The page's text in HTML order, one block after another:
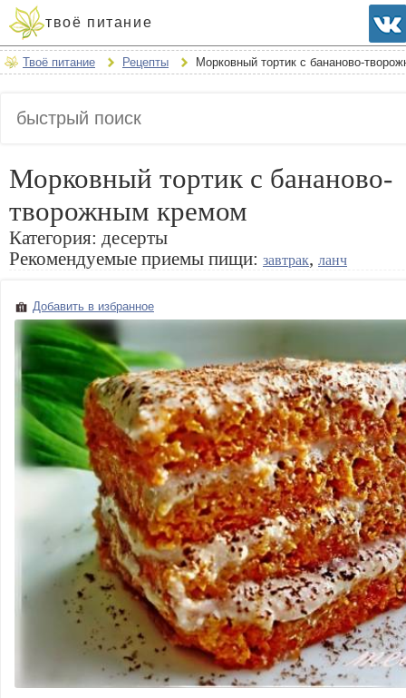
твоё питание
Твоё питание Рецепты Морковный тортик с бананово-
Морковный тортик с бананово-
творожным кремом
Категория: десерты
Рекомендуемые приемы пищи: завтрак, ланч
Добавить в избранное